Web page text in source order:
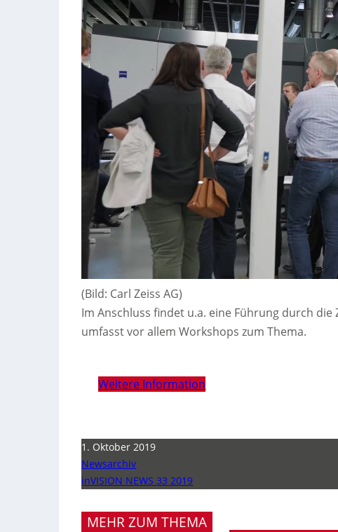
(Bild: Carl Zeiss AG)
Im Anschluss findet u.a. eine Führung durch
umfasst vor allem Workshops zum Thema.
Weitere Information
1. Oktober 2019
Newsarchiv
inVISION NEWS 33 2019
MEHR ZUM THEMA